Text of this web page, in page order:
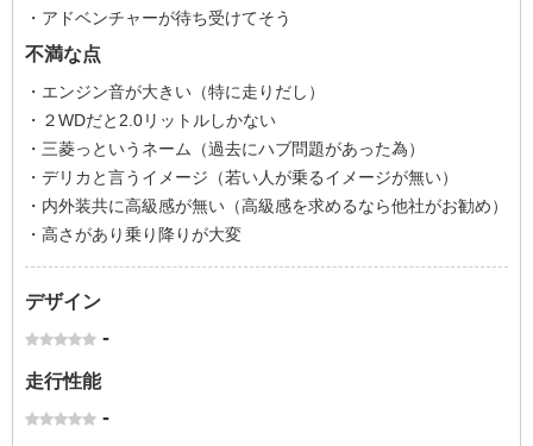
・アドベンチャーが待ち受けてそう
不満な点
・エンジン音が大きい（特に走りだし）
・２WDだと2.0リットルしかない
・三菱っというネーム（過去にハブ問題があった為）
・デリカと言うイメージ（若い人が乗るイメージが無い）
・内外装共に高級感が無い（高級感を求めるなら他社がお勧め）
・高さがあり乗り降りが大変
デザイン
-
走行性能
-